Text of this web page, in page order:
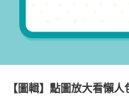
【圖輯】點圖放大看懶人